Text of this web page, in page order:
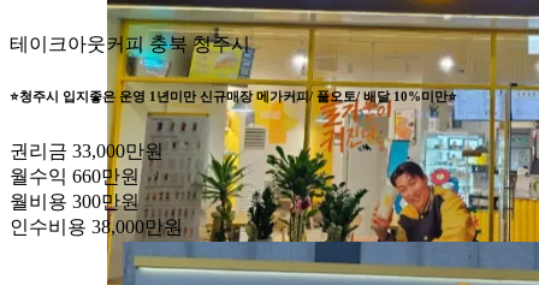
테이크아웃커피 충북 청주시
⭐️청주시 입지좋은 운영 1년미만 신규매장 메가커피/ 풀오토/ 배달 10%미만⭐️
권리금 33,000만원
월수익 660만원
월비용 300만원
인수비용 38,000만원